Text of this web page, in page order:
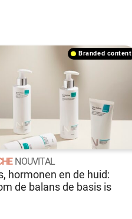
branded content
NOUVITAL
hormonen en de huid:
de balans de basis is